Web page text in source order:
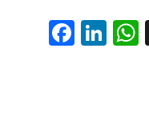
Fa
ce
Li
nk